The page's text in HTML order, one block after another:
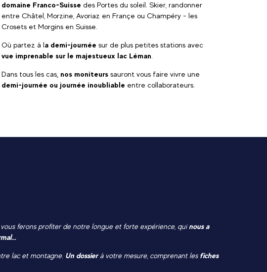
domaine Franco-Suisse des Portes du soleil. Skier, randonner
entre Châtel, Morzine, Avoriaz en Françe ou Champéry - les
Crosets et Morgins en Suisse.
Où partez à la demi-journée sur de plus petites stations avec
vue imprenable sur le majestueux lac Léman
Dans tous les cas , nos moniteurs sauront vous faire vivre une
demi-journée ou journée inoubliable entre collaborateurs.
ferons profiter de notre longue et forte expérience, quinous a
lac et montagne. Un dossierà votre mesure, comprenant les fiches